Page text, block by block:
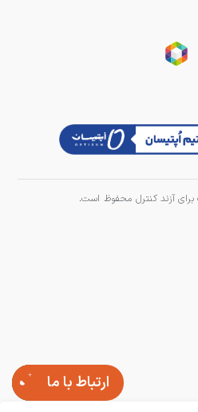
ارتباط با ما
آزند کنترل محفوظ است.